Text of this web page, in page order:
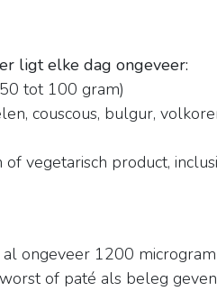
ligt elke dag ongeveer:
tot 100 gram)
couscous, bulgur,
vegetarisch product,
ongeveer 1200
of paté als beleg